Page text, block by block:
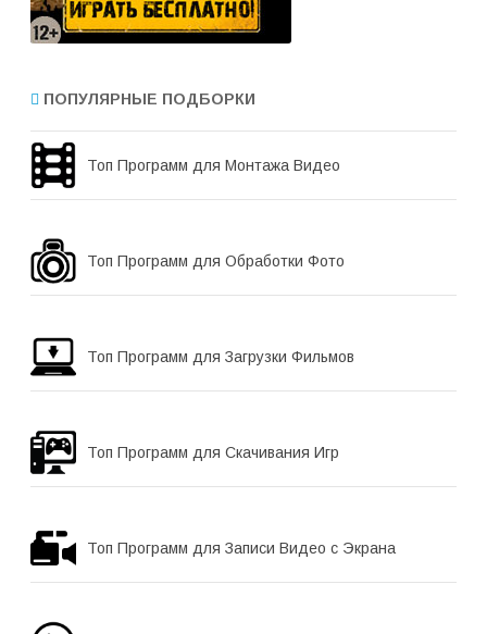
ПОПУЛЯРНЫЕ ПОДБОРКИ
Топ Программ для Монтажа Видео
Топ Программ для Обработки Фото
Топ Программ для Загрузки Фильмов
Топ Программ для Скачивания Игр
Топ Программ для Записи Видео с Экрана